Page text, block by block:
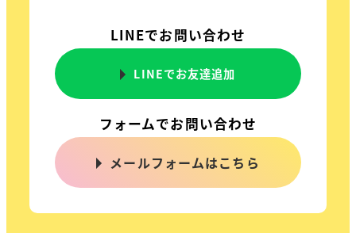
LINEでお問い合わせ
LINEでお友達追加
フォームでお問い合わせ
メールフォームはこちら